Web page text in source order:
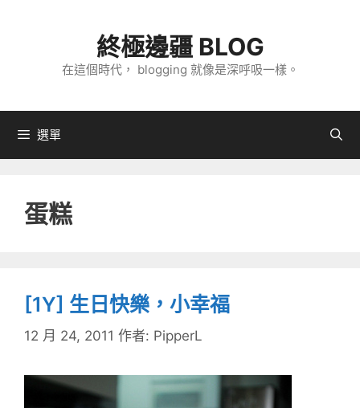
內
終極邊疆 BLOG
在這個時代， blogging 就像是深呼吸一樣。
選單
蛋糕
[1Y] 生日快樂，小幸福
12 月 24, 2011 作者: PipperL